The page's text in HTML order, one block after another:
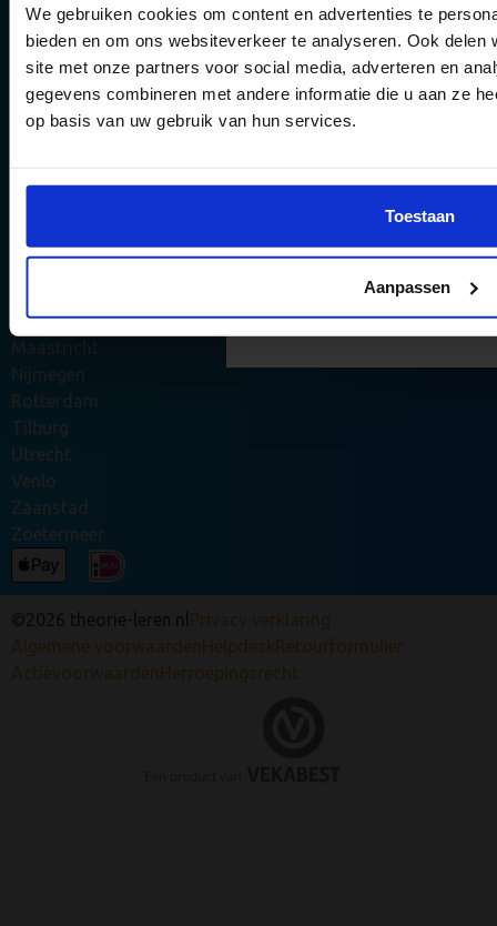
We gebruiken cookies om content en advertenties te
bieden en om ons websiteverkeer te analyseren. Ook
site met onze partners voor social media, adverteren en
gegevens combineren met andere informatie die u aan ze
op basis van uw gebruik van hun services.
Toestaan
Aanpassen
Den Haag
Ede
Eindhoven
Enschede
Haarlem
Leiden
Nijmegen
Rotterdam
Tilburg
Utrecht
Venlo
Zaanstad
Zoetermeer
6 gouden tips
theorie-
Vergroot jouw kans om
examen te halen met
Stuur mij de tips